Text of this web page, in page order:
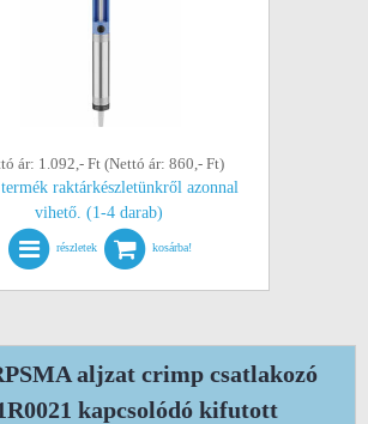
ár: 1.092,- Ft (Nettó ár: 860,- Ft)
raktárkészletünkről azonnal
vihető. (1-4 darab)
részletek kosárba!
aljzat crimp csatlakozó
kapcsolódó kifutott